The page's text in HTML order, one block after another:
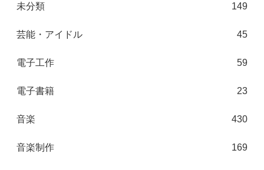
未分類 149
芸能・アイドル 45
電子工作 59
電子書籍 23
音楽 430
音楽制作 169